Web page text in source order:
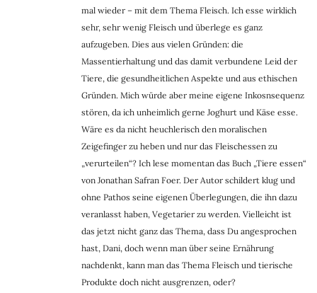
mal wieder – mit dem Thema Fleisch. Ich esse wirklich
sehr, sehr wenig Fleisch und überlege es ganz
aufzugeben. Dies aus vielen Gründen: die
Massentierhaltung und das damit verbundene Leid der
Tiere, die gesundheitlichen Aspekte und aus ethischen
Gründen. Mich würde aber meine eigene Inkosnsequenz
stören, da ich unheimlich gerne Joghurt und Käse esse.
Wäre es da nicht heuchlerisch den moralischen
Zeigefinger zu heben und nur das Fleischessen zu
„verurteilen“? Ich lese momentan das Buch „Tiere essen“
von Jonathan Safran Foer. Der Autor schildert klug und
ohne Pathos seine eigenen Überlegungen, die ihn dazu
veranlasst haben, Vegetarier zu werden. Vielleicht ist
das jetzt nicht ganz das Thema, dass Du angesprochen
hast, Dani, doch wenn man über seine Ernährung
nachdenkt, kann man das Thema Fleisch und tierische
Produkte doch nicht ausgrenzen, oder?